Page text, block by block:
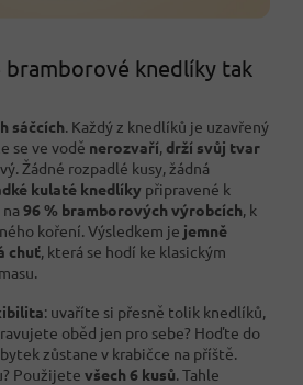
bramborové knedlíky tak
sáčcích. Každý z knedlíků je uzavřený
se ve vodě nerozvaří, drží svůj tvar
Žádné rozpadlé kusy, žádná
kulaté knedlíky připravené k
96 % bramborových výrobcích, k
koření. Výsledkem je jemně
chuť, která se hodí ke klasickým
: uvaříte si přesně tolik knedlíků,
oběd jen pro sebe? Hoďte do
zůstane v krabičce na příště.
Použijete všech 6 kusů. Tahle